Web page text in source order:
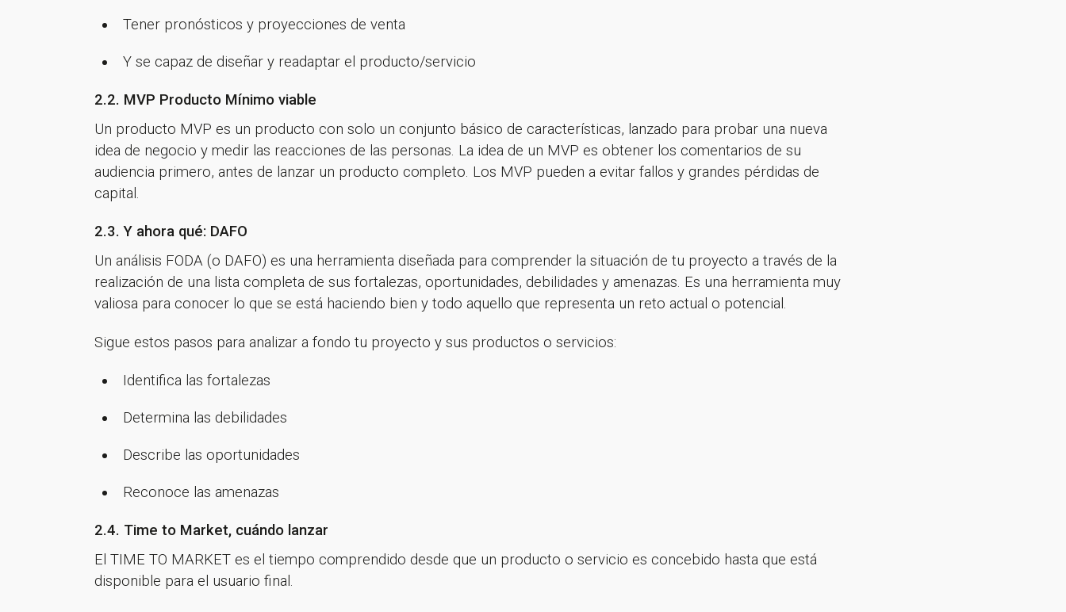
Tener pronósticos y proyecciones de venta
Y se capaz de diseñar y readaptar el producto/servicio
2.2. MVP Producto Mínimo viable
Un producto MVP es un producto con solo un conjunto básico de características, lanzado para probar una nueva
idea de negocio y medir las reacciones de las personas. La idea de un MVP es obtener los comentarios de su
audiencia primero, antes de lanzar un producto completo. Los MVP pueden a evitar fallos y grandes pérdidas de
capital.
2.3. Y ahora qué: DAFO
Un análisis FODA (o DAFO) es una herramienta diseñada para comprender la situación de tu proyecto a través de la
realización de una lista completa de sus fortalezas, oportunidades, debilidades y amenazas. Es una herramienta muy
valiosa para conocer lo que se está haciendo bien y todo aquello que representa un reto actual o potencial.
Sigue estos pasos para analizar a fondo tu proyecto y sus productos o servicios:
Identifica las fortalezas
Determina las debilidades
Describe las oportunidades
Reconoce las amenazas
2.4. Time to Market, cuándo lanzar
El TIME TO MARKET es el tiempo comprendido desde que un producto o servicio es concebido hasta que está
disponible para el usuario final.